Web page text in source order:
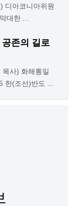
디아코니아위원
대한 ...
존의 길로
사) 화해통일
한(조선)반도 ...